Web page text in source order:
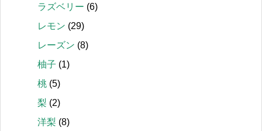
ラズベリー (6)
レモン (29)
レーズン (8)
柚子 (1)
桃 (5)
梨 (2)
洋梨 (8)